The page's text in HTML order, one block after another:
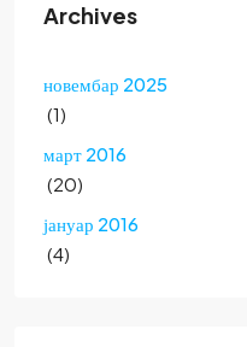
Archives
новембар 2025
(1)
март 2016
(20)
јануар 2016
(4)